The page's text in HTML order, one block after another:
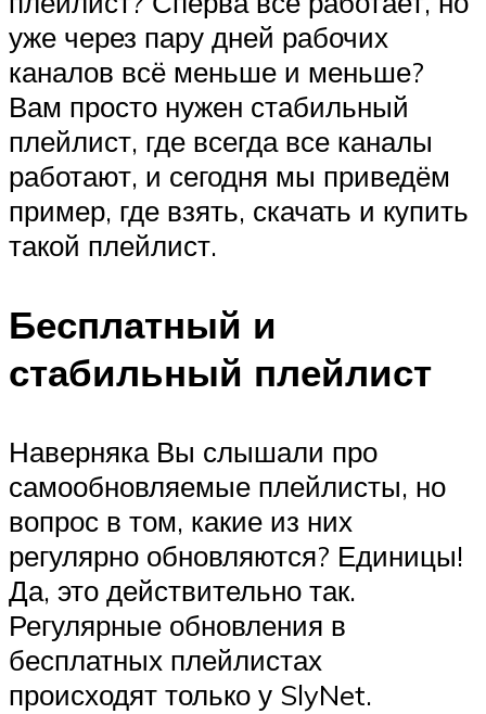
уже через пару дней рабочих
каналов всё меньше и меньше?
Вам просто нужен стабильный
плейлист, где всегда все каналы
работают, и сегодня мы приведём
пример, где взять, скачать и купить
такой плейлист.
Бесплатный и
стабильный плейлист
Наверняка Вы слышали про
самообновляемые плейлисты, но
вопрос в том, какие из них
регулярно обновляются? Единицы!
Да, это действительно так.
Регулярные обновления в
бесплатных плейлистах
происходят только у SlyNet.